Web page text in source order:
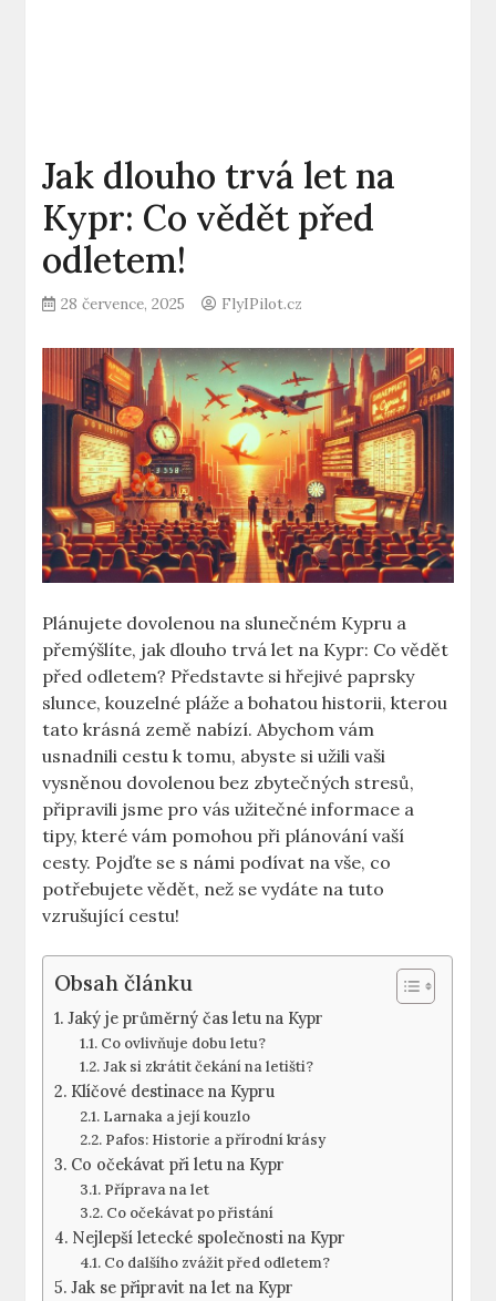
Jak dlouho trvá let na
Kypr: Co vědět před
odletem!
28 července, 2025 FlyIPilot.cz
Plánujete dovolenou na slunečném Kypru a
přemýšlíte, jak dlouho trvá let na Kypr: Co vědět
před odletem? Představte si hřejivé paprsky
slunce, kouzelné pláže a bohatou historii, kterou
tato krásná země nabízí. Abychom vám
usnadnili cestu k tomu, abyste si užili vaši
vysněnou dovolenou bez zbytečných stresů,
připravili jsme pro vás užitečné informace a
tipy, které vám pomohou při plánování vaší
cesty. Pojďte se s námi podívat na vše, co
potřebujete vědět, než se vydáte na tuto
vzrušující cestu!
Obsah článku
Jaký je průměrný čas letu na Kypr
Co ovlivňuje dobu letu?
Jak si zkrátit čekání na letišti?
Klíčové destinace na Kypru
Larnaka a její kouzlo
Pafos: Historie a přírodní krásy
Co očekávat při letu na Kypr
Příprava na let
Co očekávat po přistání
Nejlepší letecké společnosti na Kypr
Co dalšího zvážit před odletem?
Jak se připravit na let na Kypr